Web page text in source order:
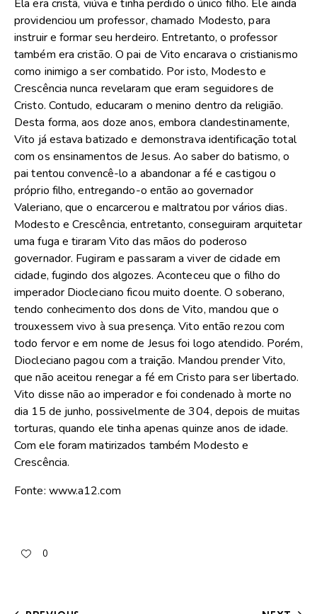
Ela era cristã, viúva e tinha perdido o único filho. Ele ainda
providenciou um professor, chamado Modesto, para
instruir e formar seu herdeiro. Entretanto, o professor
também era cristão. O pai de Vito encarava o cristianismo
como inimigo a ser combatido. Por isto, Modesto e
Crescência nunca revelaram que eram seguidores de
Cristo. Contudo, educaram o menino dentro da religião.
Desta forma, aos doze anos, embora clandestinamente,
Vito já estava batizado e demonstrava identificação total
com os ensinamentos de Jesus. Ao saber do batismo, o
pai tentou convencê-lo a abandonar a fé e castigou o
próprio filho, entregando-o então ao governador
Valeriano, que o encarcerou e maltratou por vários dias.
Modesto e Crescência, entretanto, conseguiram arquitetar
uma fuga e tiraram Vito das mãos do poderoso
governador. Fugiram e passaram a viver de cidade em
cidade, fugindo dos algozes. Aconteceu que o filho do
imperador Diocleciano ficou muito doente. O soberano,
tendo conhecimento dos dons de Vito, mandou que o
trouxessem vivo à sua presença. Vito então rezou com
todo fervor e em nome de Jesus foi logo atendido. Porém,
Diocleciano pagou com a traição. Mandou prender Vito,
que não aceitou renegar a fé em Cristo para ser libertado.
Vito disse não ao imperador e foi condenado à morte no
dia 15 de junho, possivelmente de 304, depois de muitas
torturas, quando ele tinha apenas quinze anos de idade.
Com ele foram matirizados também Modesto e
Crescência.
Fonte: www.a12.com
0